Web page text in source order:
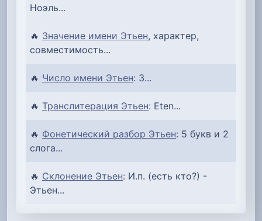
Ноэль...
🔥 Значение имени Этьен, характер,
совместимость...
🔥 Число имени Этьен: 3...
🔥 Транслитерация Этьен: Eten...
🔥 Фонетический разбор Этьен: 5 букв и 2
слога...
🔥 Склонение Этьен: И.п. (есть кто?) -
Этьен...